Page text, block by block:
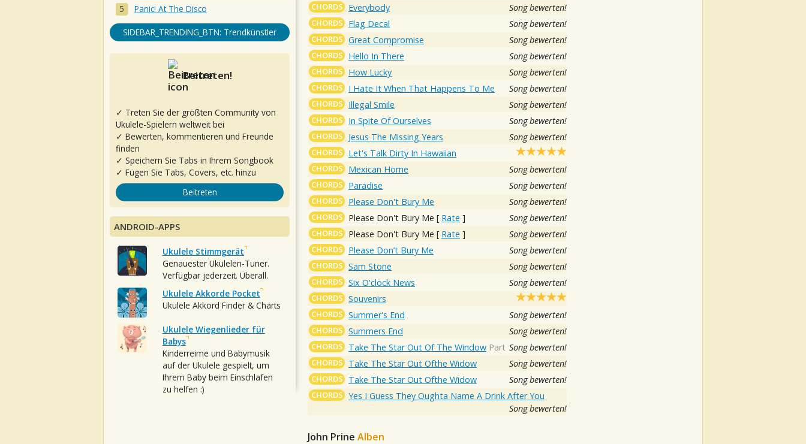
CHORDS Everybody Song bewerten!
CHORDS Flag Decal Song bewerten!
CHORDS Great Compromise Song bewerten!
CHORDS Hello In There Song bewerten!
CHORDS How Lucky Song bewerten!
CHORDS I Hate It When That Happens To Me Song bewerten!
CHORDS Illegal Smile Song bewerten!
CHORDS In Spite Of Ourselves Song bewerten!
CHORDS Jesus The Missing Years Song bewerten!
CHORDS Let's Talk Dirty In Hawaiian
CHORDS Mexican Home Song bewerten!
CHORDS Paradise Song bewerten!
CHORDS Please Don't Bury Me Song bewerten!
CHORDS Please Don't Bury Me [ Rate ] Song bewerten!
CHORDS Please Don't Bury Me [ Rate ] Song bewerten!
CHORDS Please Don’t Bury Me Song bewerten!
CHORDS Sam Stone Song bewerten!
CHORDS Six O'clock News Song bewerten!
CHORDS Souvenirs
CHORDS Summer's End Song bewerten!
CHORDS Summers End Song bewerten!
CHORDS Take The Star Out Of The Window Part Song bewerten!
CHORDS Take The Star Out Ofthe Widow Song bewerten!
CHORDS Take The Star Out Ofthe Widow Song bewerten!
CHORDS Yes I Guess They Oughta Name A Drink After You
Song bewerten!
John Prine Alben
Panic! At The Disco
SIDEBAR_TRENDING_BTN: Trendkünstler
Beitreten!
✓ Treten Sie der größten Community von
Ukulele-Spielern weltweit bei
✓ Bewerten, kommentieren und Freunde
finden
✓ Speichern Sie Tabs in Ihrem Songbook
✓ Fügen Sie Tabs, Covers, etc. hinzu
Beitreten
ANDROID-APPS
Ukulele Stimmgerät
Genauester Ukulelen-Tuner.
Verfügbar jederzeit. Überall.
Ukulele Akkorde Pocket
Ukulele Akkord Finder & Charts
Ukulele Wiegenlieder für
Babys
Kinderreime und Babymusik
auf der Ukulele gespielt, um
Ihrem Baby beim Einschlafen
zu helfen :)